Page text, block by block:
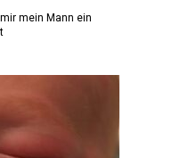
mein Mann ein